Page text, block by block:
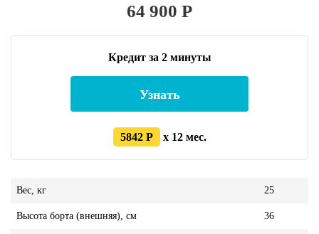
64 900 Р
Кредит за 2 минуты
Узнать
5842 Р x 12 мес.
Вес, кг 25
Высота борта (внешняя), см 36